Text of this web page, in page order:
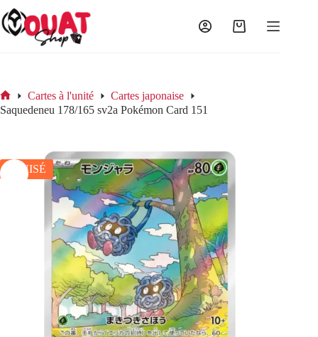
Passer
au
contenu
Panier
Accueil
Cartes à l'unité
Cartes japonaise
Saquedeneu 178/165 sv2a Pokémon Card 151
ÉPUISÉ